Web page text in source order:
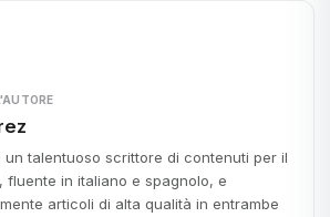
un talentuoso scrittore di contenuti per il
fluente in italiano e spagnolo, e
articoli di alta qualità in entrambe